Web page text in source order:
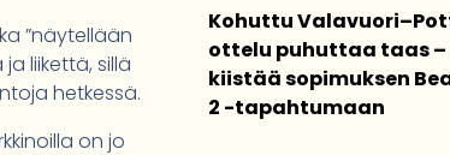
”näytellään
liikettä, sillä
hetkessä.
on jo
Kohuttu
ottelu puhuttaa taas
kiistää sopimuksen
2 -tapahtumaan